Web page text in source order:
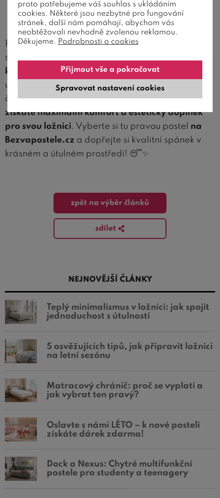
Je pro mne postel s ušima vhodná?
Postele s čalouněným čelem a bočními „uši“ jsou
skvělou volbou pro každého, kdo hledá
kombinaci elegance, pohodlí a praktičnosti
už dáváte přednost dřevěné variantě nebo plně
čalouněné posteli s úložným prostorem,vždy
získáte maximální komfort a estetický doplněk
pro svou ložnici. Vyberte si tu pravou postel na
Bezvapostele.cz a dopřejte si kvalitní spánek v
krásném a útulném prostředí! 😴✨
zpět na výběr článků
sdílet
NEJNOVĚJŠÍ ČLÁNKY
Teplý minimalismus v ložnici: jak spojit
jednoduchost s útulností
5 osvěžujících tipů, jak připravit ložnici
na letní sezónu
Matracový chránič: proč se vyplatí a
jak vybrat ten pravý?
Oslavte s námi LÉTO – k nové posteli
získáte dárek zdarma!
Dock a Nexus: Chytré multifunkční
postele pro studenty a teenagery
proto potřebujeme váš souhlas s ukládáním
cookies. Některé jsou nezbytné pro fungování
stránek, další nám pomáhají, abychom vás
neobtěžovali nevhodně zvolenou reklamou.
Děkujeme. Podrobnosti o cookies
Spravovat nastavení cookies
Přijmout vše a pokračovat